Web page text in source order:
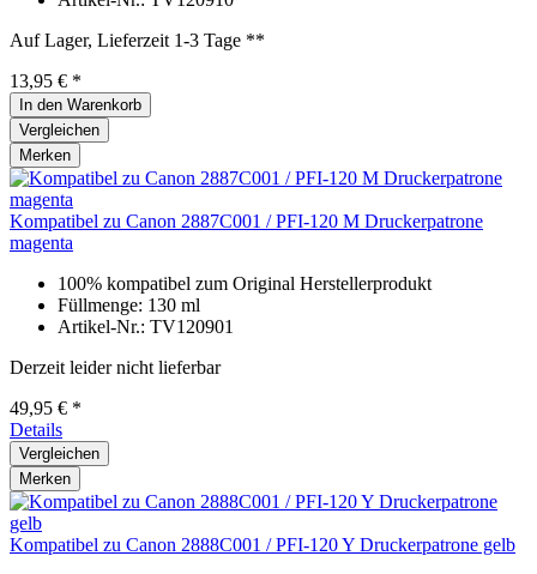
Auf Lager, Lieferzeit 1-3 Tage **
13,95 € *
In den Warenkorb
Vergleichen
Merken
Kompatibel zu Canon 2887C001 / PFI-120 M Druckerpatrone
magenta
100% kompatibel zum Original Herstellerprodukt
Füllmenge: 130 ml
Artikel-Nr.: TV120901
Derzeit leider nicht lieferbar
49,95 € *
Details
Vergleichen
Merken
Kompatibel zu Canon 2888C001 / PFI-120 Y Druckerpatrone gelb